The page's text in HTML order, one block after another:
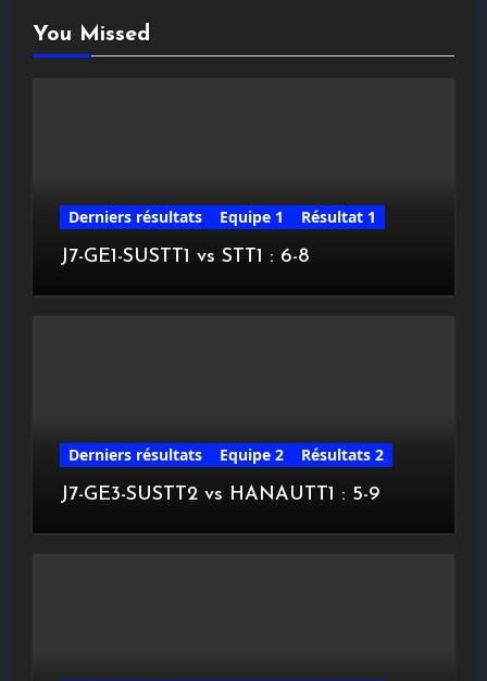
You Missed
Derniers résultats Equipe 1
Résultat 1
J7-GE1-SUSTT1 vs STT1 : 6-8
Derniers résultats Equipe 2
Résultats 2
J7-GE3-SUSTT2 vs HANAUTT1 : 5-9